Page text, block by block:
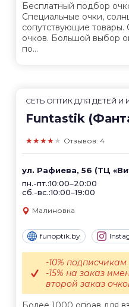
Бесплатный подбор
Специальные очки,
сопутствующие товары.
очков. Большой выбор
по...
СЕТЬ ОПТИК ДЛЯ ДЕТЕЙ И
Funtastik
★★★★★ Отзывов: 4
ул. Рафиева, 56 (ТЦ
пн.-пт.:10:00–20:00
сб.-вс.:10:00–19:00
Малиновка
funoptik.by
-10%
-15% на заказ
второй заказ